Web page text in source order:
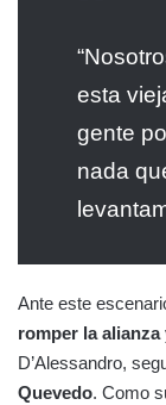
esta
gente
nada
Ante este
romper la alianza
D’Alessandro,
Quevedo. Como